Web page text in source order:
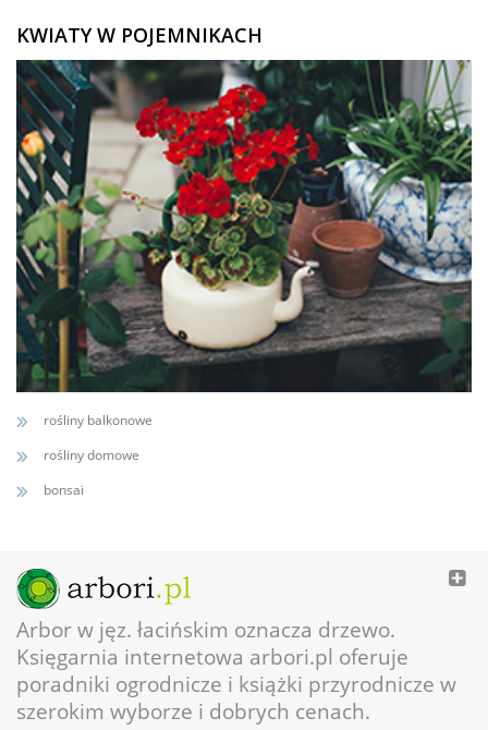
KWIATY W POJEMNIKACH
rośliny balkonowe
rośliny domowe
bonsai
Arbor w jęz. łacińskim oznacza drzewo.
Księgarnia internetowa arbori.pl oferuje
poradniki ogrodnicze i książki przyrodnicze w
szerokim wyborze i dobrych cenach.